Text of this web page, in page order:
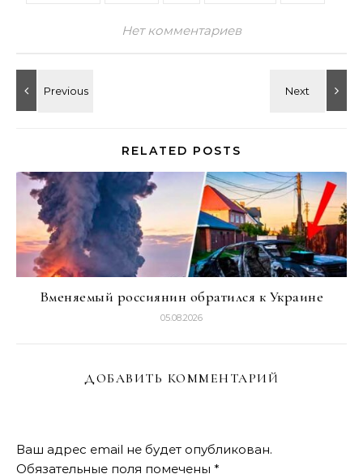
Нет комментариев
RELATED POSTS
Вменяемый россиянин обратился к Украине
05.08.2026
ДОБАВИТЬ КОММЕНТАРИЙ
Ваш адрес email не будет опубликован.
Обязательные поля помечены *